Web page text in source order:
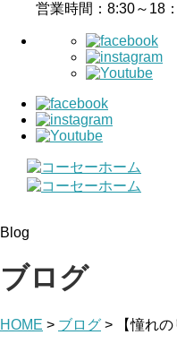
営業時間：8:30～18
Blog
ブログ
HOME > ブログ > 【憧れ